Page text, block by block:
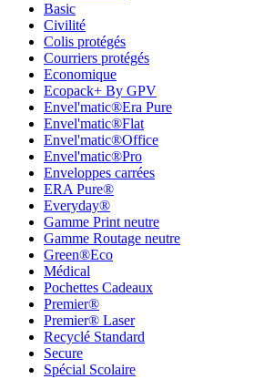
Basic
Civilité
Colis protégés
Courriers protégés
Economique
Ecopack+ By GPV
Envel'matic®Era Pure
Envel'matic®Flat
Envel'matic®Office
Envel'matic®Pro
Enveloppes carrées
ERA Pure®
Everyday®
Gamme Print neutre
Gamme Routage neutre
Green®Eco
Médical
Pochettes Cadeaux
Premier®
Premier® Laser
Recyclé Standard
Secure
Spécial Scolaire